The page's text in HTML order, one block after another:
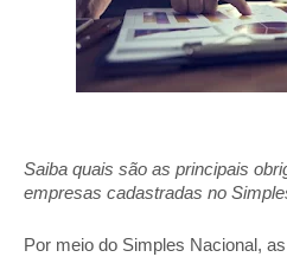
Saiba quais são as principais
empresas cadastradas no
Por meio do Simples Nacional,